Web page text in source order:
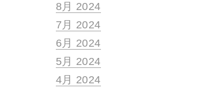
8月 2024
7月 2024
6月 2024
5月 2024
4月 2024